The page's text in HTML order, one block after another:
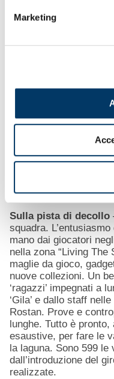
Marketing
Sulla pista di decollo
squadra.
mano dai giocatori
nella zona “Living The
maglie da gioco,
nuove collezioni. Un
‘ragazzi’ impegnati a
‘Gila’ e dallo staff
Rostan. Prove e
lunghe. Tutto è
esaustive, per fare le
la laguna. Sono 599
dall’introduzione del
realizzate.